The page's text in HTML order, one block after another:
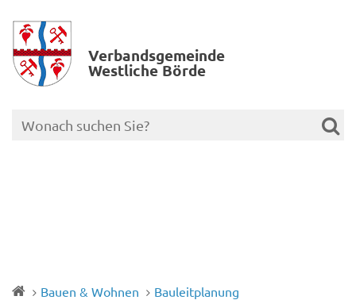
Verbands­gemeinde
Westliche Börde
Bauen & Wohnen
Bauleitplanung